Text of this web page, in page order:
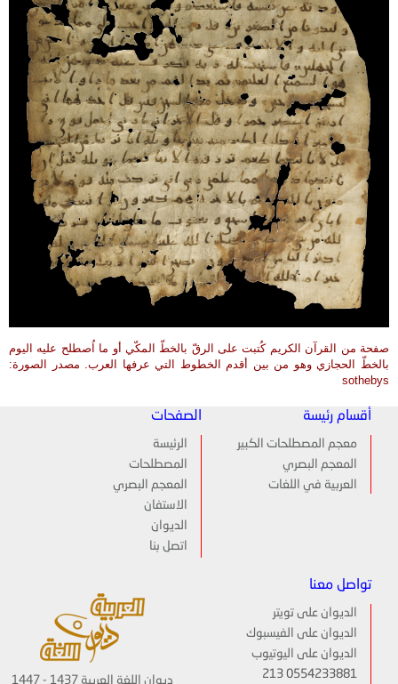
صفحة من القرآن الكريم كُتبت على الرقّ بالخطّ المكّي أو ما اُصطلح عليه اليوم
بالخطّ الحجازي وهو من بين أقدم الخطوط التي عرفها العرب. مصدر الصورة:
sothebys
أقسام رئيسة
معجم المصطلحات الكبير
المعجم البصري
العربية في اللغات
الصفحات
الرئيسة
المصطلحات
المعجم البصري
الاستفان
الديوان
اتصل بنا
تواصل معنا
الديوان على تويتر
الديوان على الفيسبوك
الديوان على اليوتيوب
213 0554233881
ديوان اللغة العربية 1437 - 1447